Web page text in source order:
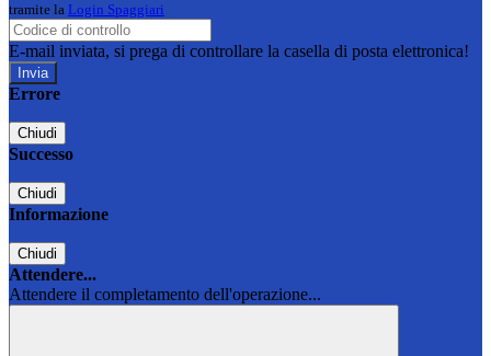
tramite la Login Spaggiari
E-mail inviata, si prega di controllare la casella di posta elettronica!
Errore
Chiudi
Successo
Chiudi
Informazione
Chiudi
Attendere...
Attendere il completamento dell'operazione...